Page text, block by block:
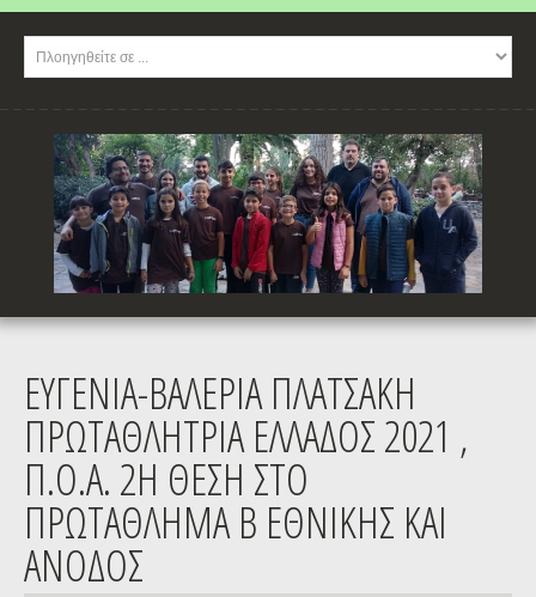
ΕΥΓΕΝΊΑ-ΒΑΛΈΡΙΑ ΠΛΑΤΣΆΚΗ
ΠΡΩΤΑΘΛΉΤΡΙΑ ΕΛΛΆΔΟΣ 2021 ,
Π.Ο.Α. 2Η ΘΈΣΗ ΣΤΟ
ΠΡΩΤΆΘΛΗΜΑ Β ΕΘΝΙΚΉΣ ΚΑΙ
ΆΝΟΔΟΣ